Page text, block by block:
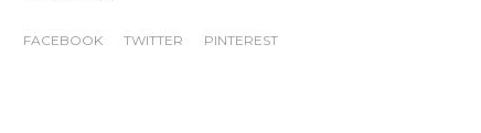
FACEBOOK TWITTER PINTEREST